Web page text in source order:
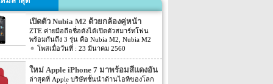
เปิดตัว Nubia M2 ด้วยกล้องคู่หน้า
ZTE ค่ายมือถือชื่อดังได้เปิดตัวสมาร์ทโฟน
พร้อมกันถึง 3 รุ่น คือ Nubia M2, Nubia M2
Lite และ Nubia N2 ซึ่งแต่ละรุ่นก็มีความน่า
นี้เราจะมารีวิวให้ท่านได้รู้จักกับ Nubia M2
ที่มีจุดขายตรงกล้องหน้าที่มาเป็นคู่ นอกจาก
กล้องหน้าที่มาเป็นคู่แล้วยังมีส่วนอื่นๆ ที่น่า
23 มีนาคม 2560
ใหม่ Apple iPhone 7 มาพร้อมสีแดงอัน
ร้อนแรง
ล่าสุดที่ Apple บริษัทชั้นนำด้านไอทีของโลก